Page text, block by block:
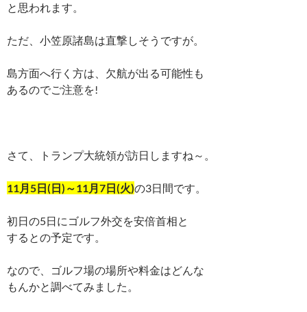
と思われます。
ただ、小笠原諸島は直撃しそうですが。
島方面へ行く方は、欠航が出る可能性も
あるのでご注意を!
さて、トランプ大統領が訪日しますね～。
11月5日(日)～11月7日(火)の3日間です。
初日の5日にゴルフ外交を安倍首相と
するとの予定です。
なので、ゴルフ場の場所や料金はどんな
もんかと調べてみました。